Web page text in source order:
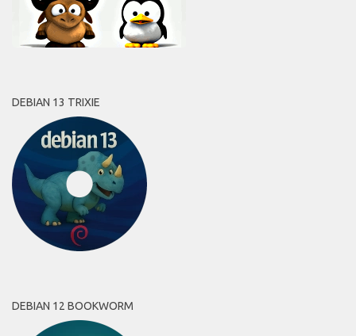
DEBIAN 13 TRIXIE
DEBIAN 12 BOOKWORM